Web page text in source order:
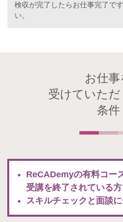
検収が完了したらお仕事完了で
い。
お仕事
受けていた
条件
ReCADemyの有料コー
受講を終了されている方
スキルチェックと面談